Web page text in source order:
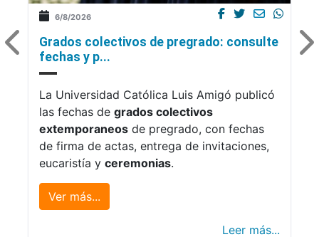
6/8/2026
Grados colectivos de pregrado: consulte
fechas y p...
La Universidad Católica Luis Amigó publicó
las fechas de grados colectivos
extemporaneos de pregrado, con fechas
de firma de actas, entrega de invitaciones,
eucaristía y ceremonias.
Ver más...
Leer más...